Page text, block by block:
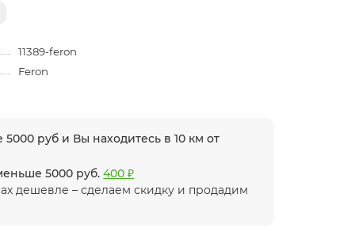
11389-feron
Feron
руб и Вы находитесь в 10 км от
5000 руб.400 ₽
дешевле – сделаем скидку и продадим